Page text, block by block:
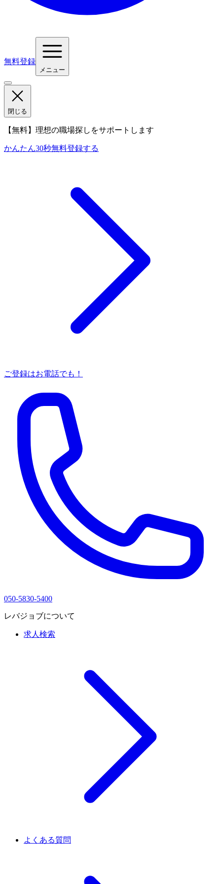
無料登録
メニュー
閉じる
【無料】理想の職場探しをサポートします
かんたん30秒無料登録する
ご登録はお電話でも！
050-5830-5400
レバジョブについて
求人検索
よくある質問